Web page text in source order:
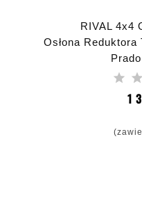
RIVAL 4x4
Osłona
1